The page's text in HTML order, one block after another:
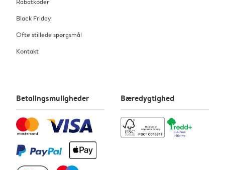
Black Friday
Ofte stillede spørgsmål
Kontakt
Betalingsmuligheder Bæredygtighed